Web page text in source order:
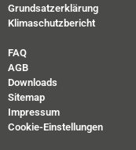
Grundsatzerklärung
Klimaschutzbericht
FAQ
AGB
Downloads
Sitemap
Impressum
Cookie-Einstellungen